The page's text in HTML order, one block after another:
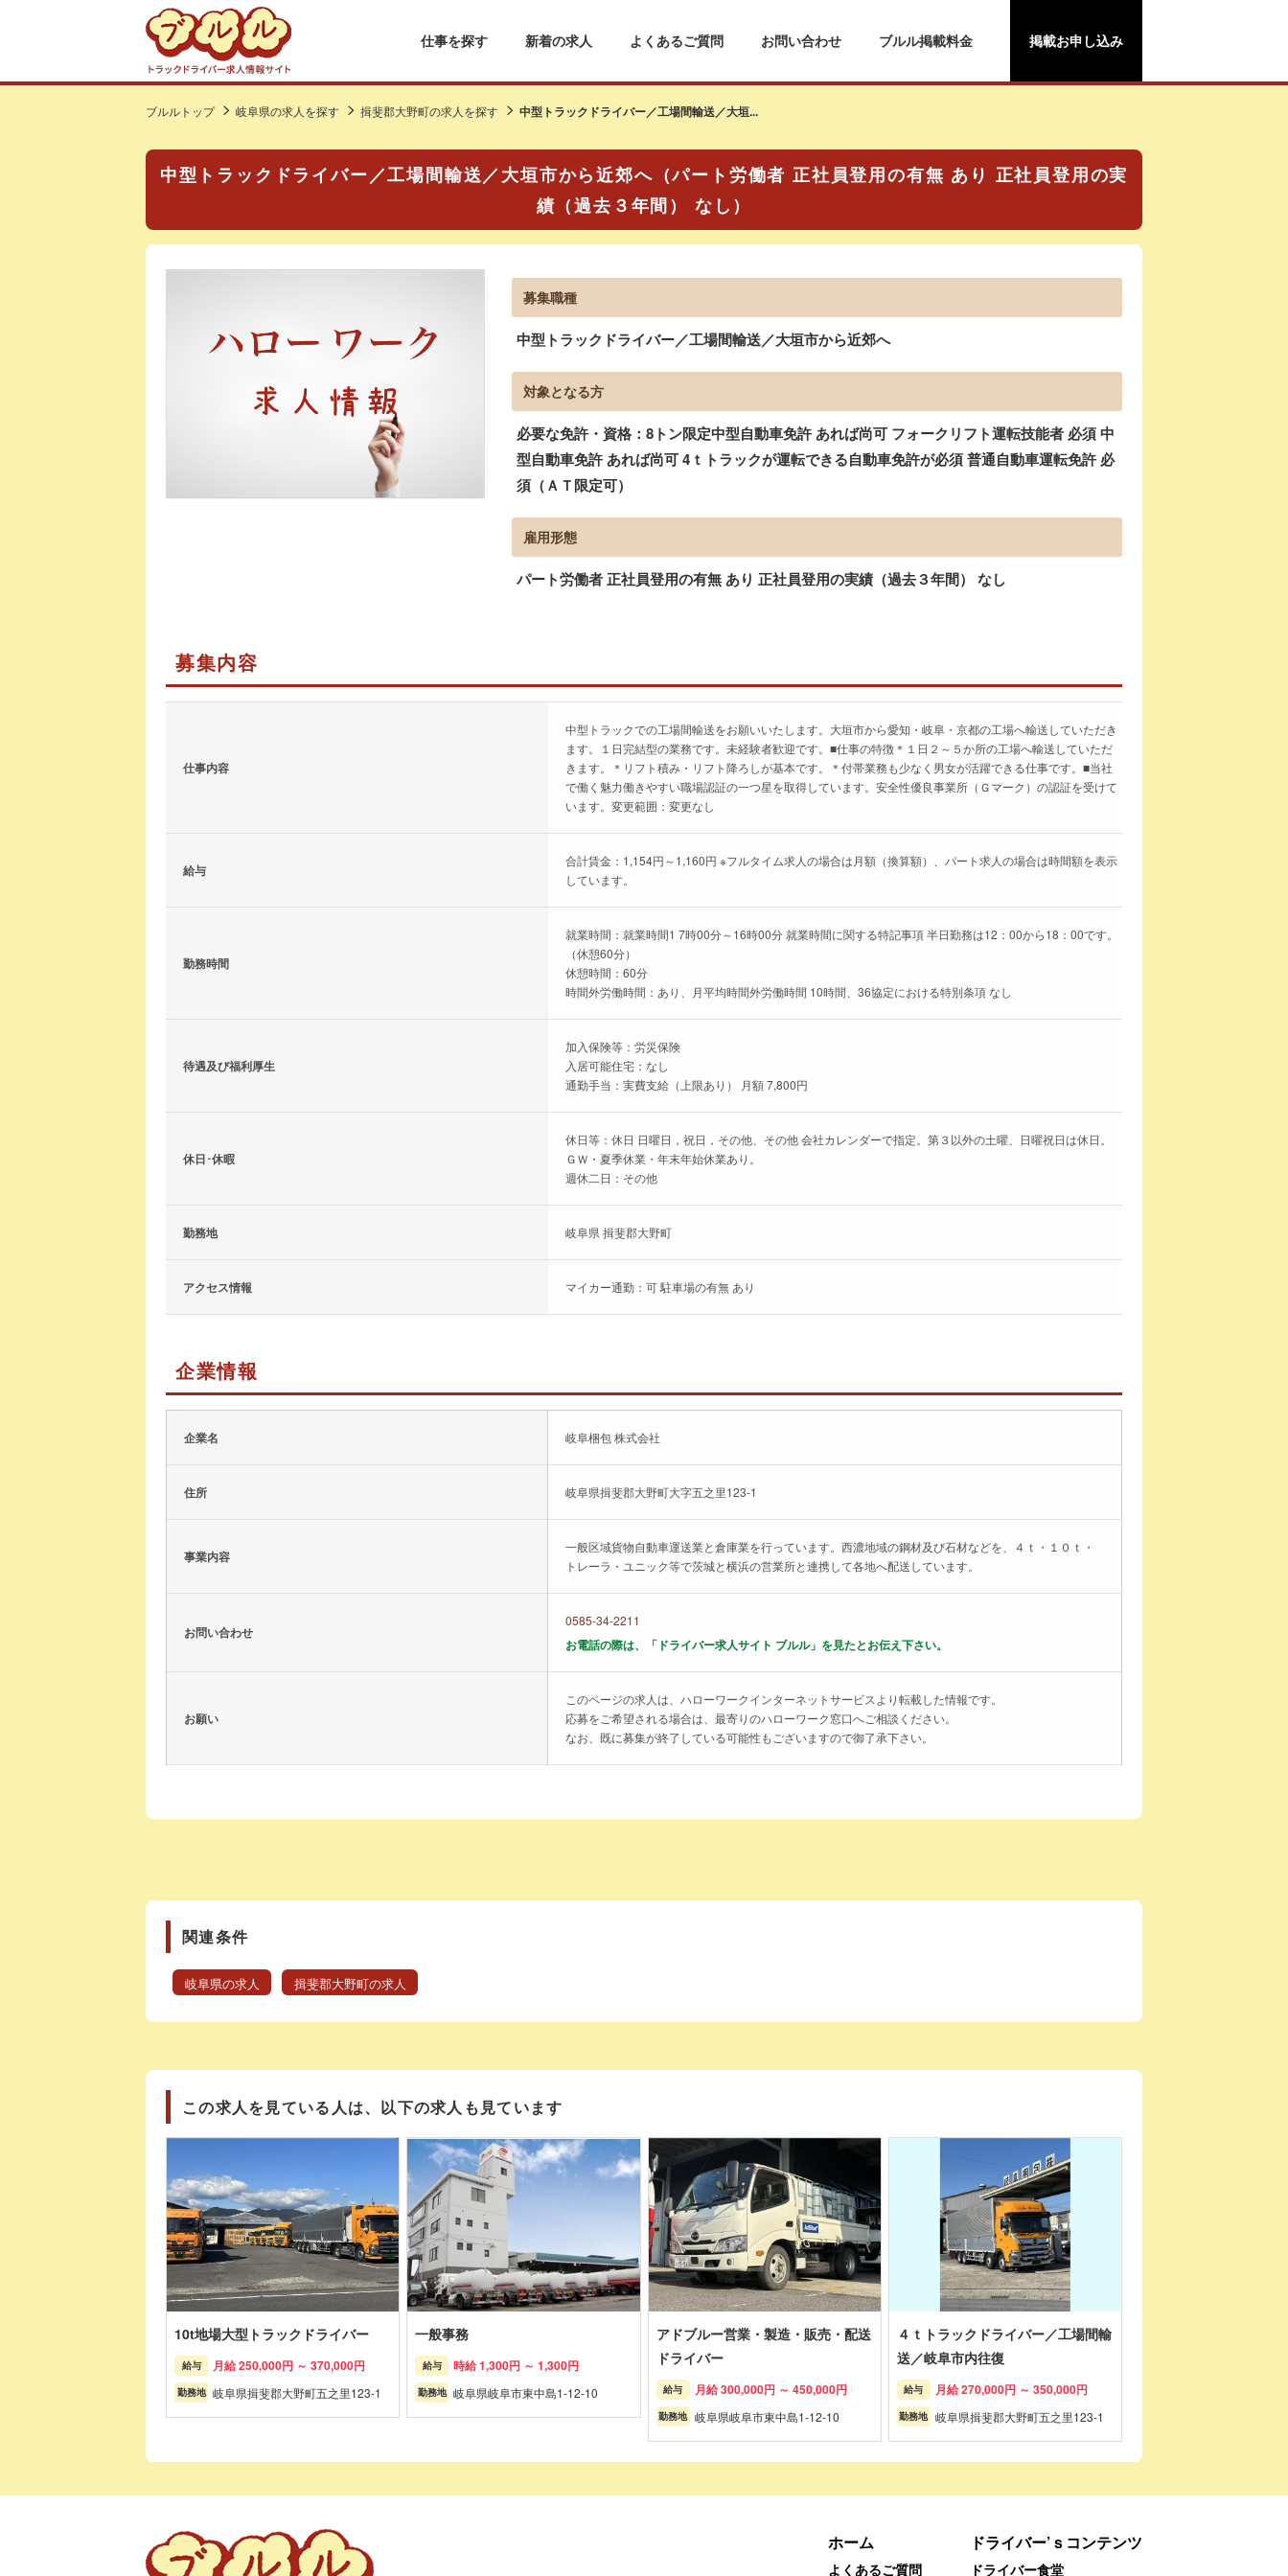
仕事を探す 新着の求人 よくあるご質問 お問い合わせ ブルル掲載料金 掲載お申し込み
ブルルトップ 岐阜県の求人を探す 揖斐郡大野町の求人を探す 中型トラックドライバー／工場間輸送／大垣...
中型トラックドライバー／工場間輸送／大垣市から近郊へ（パート労働者 正社員登用の有無 あり 正社員登用の実
績（過去３年間） なし）
募集職種
中型トラックドライバー／工場間輸送／大垣市から近郊へ
対象となる方
必要な免許・資格：8トン限定中型自動車免許 あれば尚可 フォークリフト運転技能者 必須 中
型自動車免許 あれば尚可 4ｔトラックが運転できる自動車免許が必須 普通自動車運転免許 必
須（ＡＴ限定可）
雇用形態
パート労働者 正社員登用の有無 あり 正社員登用の実績（過去３年間） なし
募集内容
仕事内容
中型トラックでの工場間輸送をお願いいたします。大垣市から愛知・岐阜・京都の工場へ輸送していただき
ます。１日完結型の業務です。未経験者歓迎です。■仕事の特徴＊１日２～５か所の工場へ輸送していただ
きます。＊リフト積み・リフト降ろしが基本です。＊付帯業務も少なく男女が活躍できる仕事です。■当社
で働く魅力働きやすい職場認証の一つ星を取得しています。安全性優良事業所（Ｇマーク）の認証を受けて
います。変更範囲：変更なし
給与
合計賃金：1,154円～1,160円 ※フルタイム求人の場合は月額（換算額）、パート求人の場合は時間額を表示
しています。
勤務時間
就業時間：就業時間1 7時00分～16時00分 就業時間に関する特記事項 半日勤務は12：00から18：00です。
（休憩60分）
休憩時間：60分
時間外労働時間：あり、月平均時間外労働時間 10時間、36協定における特別条項 なし
待遇及び福利厚生
加入保険等：労災保険
入居可能住宅：なし
通勤手当：実費支給（上限あり） 月額 7,800円
休日･休暇
休日等：休日 日曜日，祝日，その他、その他 会社カレンダーで指定。第３以外の土曜、日曜祝日は休日。
ＧＷ・夏季休業・年末年始休業あり。
週休二日：その他
勤務地 岐阜県 揖斐郡大野町
アクセス情報 マイカー通勤：可 駐車場の有無 あり
企業情報
企業名 岐阜梱包 株式会社
住所 岐阜県揖斐郡大野町大字五之里123-1
事業内容
一般区域貨物自動車運送業と倉庫業を行っています。西濃地域の鋼材及び石材などを、４ｔ・１０ｔ・
トレーラ・ユニック等で茨城と横浜の営業所と連携して各地へ配送しています。
お問い合わせ
0585-34-2211
お電話の際は、「ドライバー求人サイト ブルル」を見たとお伝え下さい。
お願い
このページの求人は、ハローワークインターネットサービスより転載した情報です。
応募をご希望される場合は、最寄りのハローワーク窓口へご相談ください。
なお、既に募集が終了している可能性もございますので御了承下さい。
関連条件
岐阜県の求人 揖斐郡大野町の求人
この求人を見ている人は、以下の求人も見ています
10t地場大型トラックドライバー
給与 月給 250,000円 ～ 370,000円
勤務地 岐阜県揖斐郡大野町五之里123-1
一般事務
給与 時給 1,300円 ～ 1,300円
勤務地 岐阜県岐阜市東中島1-12-10
アドブルー営業・製造・販売・配送
ドライバー
給与 月給 300,000円 ～ 450,000円
勤務地 岐阜県岐阜市東中島1-12-10
４ｔトラックドライバー／工場間輸
送／岐阜市内往復
給与 月給 270,000円 ～ 350,000円
勤務地 岐阜県揖斐郡大野町五之里123-1
ホーム
よくあるご質問
ドライバー’ｓコンテンツ
ドライバー食堂